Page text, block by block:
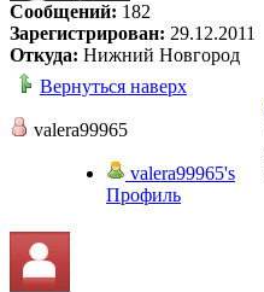
Сообщений: 182
Зарегистрирован: 29.12.2011
Откуда: Нижний Новгород
Вернуться наверх
valera99965
valera99965's
Профиль